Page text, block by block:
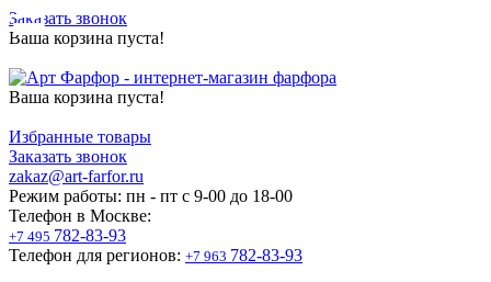
Заказать звонок
Ваша корзина пуста!
Ваша корзина пуста!
Избранные товары
Заказать звонок
zakaz@art-farfor.ru
Режим работы: пн - пт c 9-00 до 18-00
Телефон в Москве:
+7 495 782-83-93
Телефон для регионов: +7 963 782-83-93